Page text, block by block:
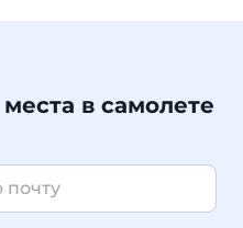
в самолете